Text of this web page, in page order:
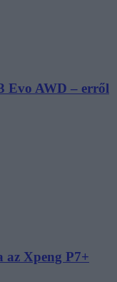
Evo AWD – erről
az Xpeng P7+